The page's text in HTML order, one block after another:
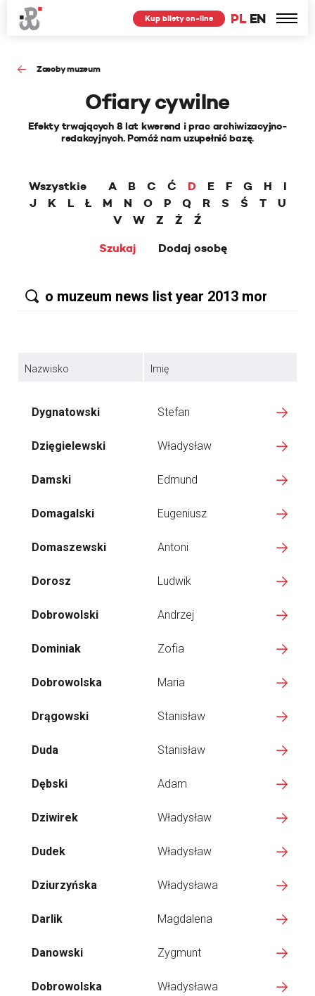
PL EN
Kup bilety on-line
Zasoby muzeum
Ofiary cywilne
Efekty trwających 8 lat kwerend i prac archiwizacyjno-
redakcyjnych. Pomóż nam uzupełnić bazę.
Wszystkie A B C Ć D E F G H
I
J
K L Ł M N O P Q R S Ś T
U
V
W Z Ż
Ź
Szukaj
Dodaj osobę
Nazwisko Imię
Dygnatowski Stefan
Dzięgielewski Władysław
Damski Edmund
Domagalski Eugeniusz
Domaszewski Antoni
Dorosz Ludwik
Dobrowolski Andrzej
Dominiak Zofia
Dobrowolska Maria
Drągowski Stanisław
Duda Stanisław
Dębski Adam
Dziwirek Władysław
Dudek Władysław
Dziurzyńska Władysława
Darlik Magdalena
Danowski Zygmunt
Dobrowolska Władysława